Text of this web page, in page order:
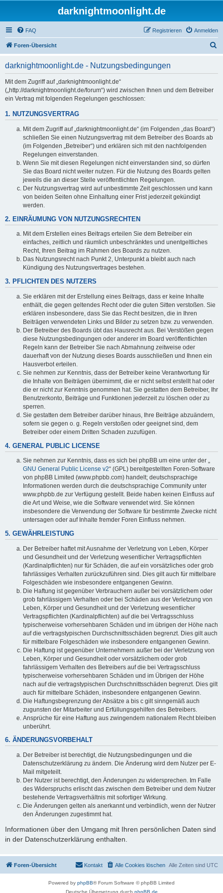
darknightmoonlight.de
FAQ Anmelden
Registrieren
Foren-Übersicht
darknightmoonlight.de - Nutzungsbedingungen
Mit dem Zugriff auf „darknightmoonlight.de“
(„http://darknightmoonlight.de/forum“) wird zwischen Ihnen und dem Betreiber
ein Vertrag mit folgenden Regelungen geschlossen:
1. NUTZUNGSVERTRAG
Mit dem Zugriff auf „darknightmoonlight.de“ (im Folgenden „das Board“)
schließen Sie einen Nutzungsvertrag mit dem Betreiber des Boards ab
(im Folgenden „Betreiber“) und erklären sich mit den nachfolgenden
Regelungen einverstanden.
Wenn Sie mit diesen Regelungen nicht einverstanden sind, so dürfen
Sie das Board nicht weiter nutzen. Für die Nutzung des Boards gelten
jeweils die an dieser Stelle veröffentlichten Regelungen.
Der Nutzungsvertrag wird auf unbestimmte Zeit geschlossen und kann
von beiden Seiten ohne Einhaltung einer Frist jederzeit gekündigt
werden.
2. EINRÄUMUNG VON NUTZUNGSRECHTEN
Mit dem Erstellen eines Beitrags erteilen Sie dem Betreiber ein
einfaches, zeitlich und räumlich unbeschränktes und unentgeltliches
Recht, Ihren Beitrag im Rahmen des Boards zu nutzen.
Das Nutzungsrecht nach Punkt 2, Unterpunkt a bleibt auch nach
Kündigung des Nutzungsvertrages bestehen.
3. PFLICHTEN DES NUTZERS
Sie erklären mit der Erstellung eines Beitrags, dass er keine Inhalte
enthält, die gegen geltendes Recht oder die guten Sitten verstoßen. Sie
erklären insbesondere, dass Sie das Recht besitzen, die in Ihren
Beiträgen verwendeten Links und Bilder zu setzen bzw. zu verwenden.
Der Betreiber des Boards übt das Hausrecht aus. Bei Verstößen gegen
diese Nutzungsbedingungen oder anderer im Board veröffentlichten
Regeln kann der Betreiber Sie nach Abmahnung zeitweise oder
dauerhaft von der Nutzung dieses Boards ausschließen und Ihnen ein
Hausverbot erteilen.
Sie nehmen zur Kenntnis, dass der Betreiber keine Verantwortung für
die Inhalte von Beiträgen übernimmt, die er nicht selbst erstellt hat oder
die er nicht zur Kenntnis genommen hat. Sie gestatten dem Betreiber, Ihr
Benutzerkonto, Beiträge und Funktionen jederzeit zu löschen oder zu
sperren.
Sie gestatten dem Betreiber darüber hinaus, Ihre Beiträge abzuändern,
sofern sie gegen o. g. Regeln verstoßen oder geeignet sind, dem
Betreiber oder einem Dritten Schaden zuzufügen.
4. GENERAL PUBLIC LICENSE
Sie nehmen zur Kenntnis, dass es sich bei phpBB um eine unter der „
GNU General Public License v2“ (GPL) bereitgestellten Foren-Software
von phpBB Limited (www.phpbb.com) handelt; deutschsprachige
Informationen werden durch die deutschsprachige Community unter
www.phpbb.de zur Verfügung gestellt. Beide haben keinen Einfluss auf
die Art und Weise, wie die Software verwendet wird. Sie können
insbesondere die Verwendung der Software für bestimmte Zwecke nicht
untersagen oder auf Inhalte fremder Foren Einfluss nehmen.
5. GEWÄHRLEISTUNG
Der Betreiber haftet mit Ausnahme der Verletzung von Leben, Körper
und Gesundheit und der Verletzung wesentlicher Vertragspflichten
(Kardinalpflichten) nur für Schäden, die auf ein vorsätzliches oder grob
fahrlässiges Verhalten zurückzuführen sind. Dies gilt auch für mittelbare
Folgeschäden wie insbesondere entgangenen Gewinn.
Die Haftung ist gegenüber Verbrauchern außer bei vorsätzlichem oder
grob fahrlässigem Verhalten oder bei Schäden aus der Verletzung von
Leben, Körper und Gesundheit und der Verletzung wesentlicher
Vertragspflichten (Kardinalpflichten) auf die bei Vertragsschluss
typischerweise vorhersehbaren Schäden und im übrigen der Höhe nach
auf die vertragstypischen Durchschnittsschäden begrenzt. Dies gilt auch
für mittelbare Folgeschäden wie insbesondere entgangenen Gewinn.
Die Haftung ist gegenüber Unternehmern außer bei der Verletzung von
Leben, Körper und Gesundheit oder vorsätzlichem oder grob
fahrlässigem Verhalten des Betreibers auf die bei Vertragsschluss
typischerweise vorhersehbaren Schäden und im Übrigen der Höhe
nach auf die vertragstypischen Durchschnittsschäden begrenzt. Dies gilt
auch für mittelbare Schäden, insbesondere entgangenen Gewinn.
Die Haftungsbegrenzung der Absätze a bis c gilt sinngemäß auch
zugunsten der Mitarbeiter und Erfüllungsgehilfen des Betreibers.
Ansprüche für eine Haftung aus zwingendem nationalem Recht bleiben
unberührt.
6. ÄNDERUNGSVORBEHALT
Der Betreiber ist berechtigt, die Nutzungsbedingungen und die
Datenschutzerklärung zu ändern. Die Änderung wird dem Nutzer per E-
Mail mitgeteilt.
Der Nutzer ist berechtigt, den Änderungen zu widersprechen. Im Falle
des Widerspruchs erlischt das zwischen dem Betreiber und dem Nutzer
bestehende Vertragsverhältnis mit sofortiger Wirkung.
Die Änderungen gelten als anerkannt und verbindlich, wenn der Nutzer
den Änderungen zugestimmt hat.
Informationen über den Umgang mit Ihren persönlichen Daten sind
in der Datenschutzerklärung enthalten.
Foren-Übersicht Alle Zeiten sind UTC
Alle Cookies löschen
Kontakt
Powered by phpBB® Forum Software © phpBB Limited
Deutsche Übersetzung durch phpBB.de